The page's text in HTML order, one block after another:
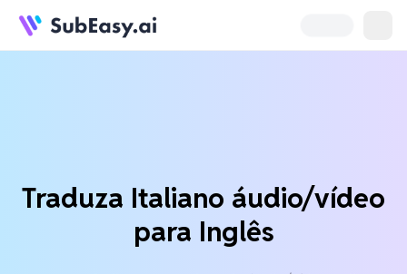
Traduza Italiano áudio/vídeo
para Inglês